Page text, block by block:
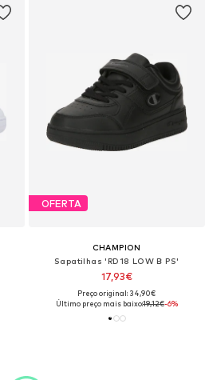
OFERTA
CHAMPION
Sapatilhas 'RD18 LOW B PS'
17,93€
Preço original: 34,90€
Último preço mais baixo:19,12€-6%